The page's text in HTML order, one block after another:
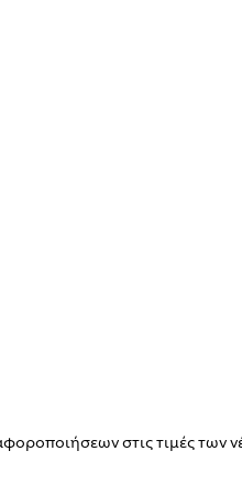
στις τιμές